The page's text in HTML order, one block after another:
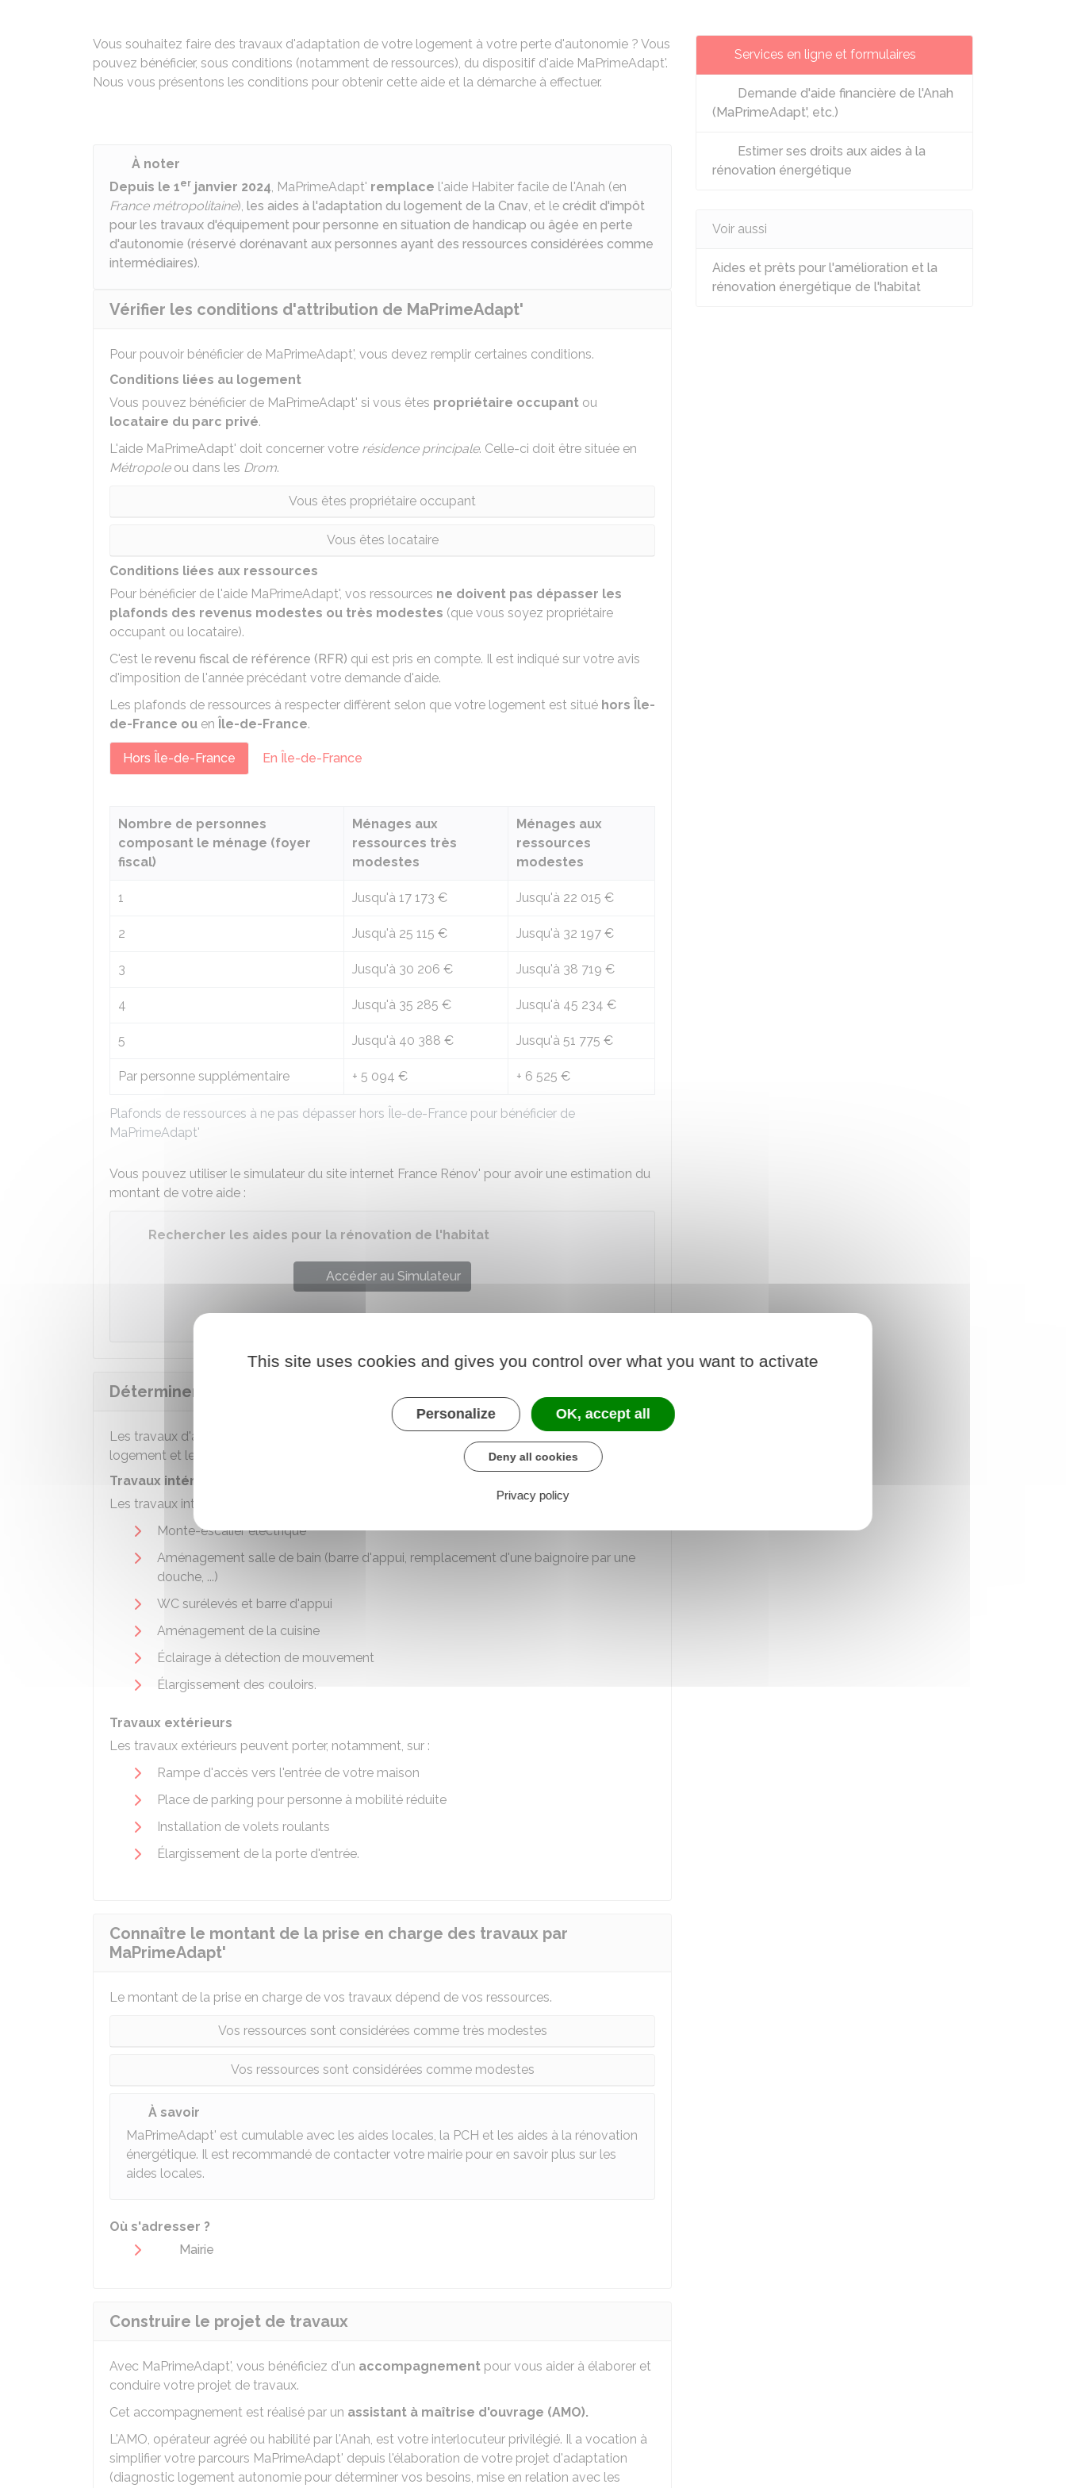
Vous souhaitez faire des travaux d'adaptation de votre logement à votre perte d'autonomie ? Vous
pouvez bénéficier, sous conditions (notamment de ressources), du dispositif d'aide MaPrimeAdapt'.
Nous vous présentons les conditions pour obtenir cette aide et la démarche à effectuer.
À noter
Depuis le 1er janvier 2024, MaPrimeAdapt' remplace l'aide Habiter facile de l'Anah (en
France métropolitaine), les aides à l'adaptation du logement de la Cnav, et le crédit d'impôt
pour les travaux d'équipement pour personne en situation de handicap ou âgée en perte
d'autonomie (réservé dorénavant aux personnes ayant des ressources considérées comme
intermédiaires).
Vérifier les conditions d'attribution de MaPrimeAdapt'
Pour pouvoir bénéficier de MaPrimeAdapt', vous devez remplir certaines conditions.
Conditions liées au logement
Vous pouvez bénéficier de MaPrimeAdapt' si vous êtes propriétaire occupant ou
locataire du parc privé.
L'aide MaPrimeAdapt' doit concerner votre résidence principale. Celle-ci doit être située en
Métropoleou dans les Drom.
Vous êtes propriétaire occupant
Vous êtes locataire
Conditions liées aux ressources
Pour bénéficier de l'aide MaPrimeAdapt', vos ressources ne doivent pas dépasser les
plafonds des revenus modestes ou très modestes (que vous soyez propriétaire
occupant ou locataire).
C'est le revenu fiscal de référence (RFR) qui est pris en compte. Il est indiqué sur votre avis
d'imposition de l'année précédant votre demande d'aide.
Les plafonds de ressources à respecter diffèrent selon que votre logement est situé hors Île-
de-France ou en Île-de-France.
Hors Île-de-France En Île-de-France
Plafonds de ressources à ne pas dépasser hors Île-de-France pour bénéficier de
MaPrimeAdapt'
Nombre de personnes
composant le ménage (foyer
fiscal)
Ménages aux
ressources très
modestes
Ménages aux
ressources
modestes
1 Jusqu'à 17 173 € Jusqu'à 22 015 €
2 Jusqu'à 25 115 € Jusqu'à 32 197 €
3 Jusqu'à 30 206 € Jusqu'à 38 719 €
4 Jusqu'à 35 285 € Jusqu'à 45 234 €
5 Jusqu'à 40 388 € Jusqu'à 51 775 €
Par personne supplémentaire + 5 094 € + 6 525 €
Vous pouvez utiliser le simulateur du site internet France Rénov' pour avoir une estimation du
montant de votre aide :
Rechercher les aides pour la rénovation de l'habitat
Accéder au Simulateur
Déterminer la nature des travaux financés par MaPrimeAdapt'
Les travaux d'adaptation financés par l'aide MaPrimeAdapt' concernent l'ensemble du
logement et les accès extérieurs. Parmi les travaux finançables, voici quelques exemples :
Travaux intérieurs
Les travaux intérieurs peuvent porter, notamment, sur :
Monte-escalier électrique
Aménagement salle de bain (barre d'appui, remplacement d'une baignoire par une
douche, ...)
WC surélevés et barre d'appui
Aménagement de la cuisine
Éclairage à détection de mouvement
Élargissement des couloirs.
Travaux extérieurs
Les travaux extérieurs peuvent porter, notamment, sur :
Rampe d'accès vers l'entrée de votre maison
Place de parking pour personne à mobilité réduite
Installation de volets roulants
Élargissement de la porte d'entrée.
Connaître le montant de la prise en charge des travaux par
MaPrimeAdapt'
Le montant de la prise en charge de vos travaux dépend de vos ressources.
Vos ressources sont considérées comme très modestes
Vos ressources sont considérées comme modestes
À savoir
MaPrimeAdapt' est cumulable avec les aides locales, la PCH et les aides à la rénovation
énergétique. Il est recommandé de contacter votre mairie pour en savoir plus sur les
aides locales.
Où s'adresser ?
Mairie
Construire le projet de travaux
Avec MaPrimeAdapt', vous bénéficiez d'un accompagnement pour vous aider à élaborer et
conduire votre projet de travaux.
Cet accompagnement est réalisé par un assistant à maîtrise d'ouvrage (AMO).
L'AMO, opérateur agréé ou habilité par l'Anah, est votre interlocuteur privilégié. Il a vocation à
simplifier votre parcours MaPrimeAdapt' depuis l'élaboration de votre projet d'adaptation
(diagnostic logement autonomie pour déterminer vos besoins, mise en relation avec les
Services en ligne et formulaires
Demande d'aide financière de l'Anah
(MaPrimeAdapt', etc.)
Estimer ses droits aux aides à la
rénovation énergétique
Voir aussi
Aides et prêts pour l'amélioration et la
rénovation énergétique de l'habitat
This site uses cookies and gives you control over what you want to activate
Personalize OK, accept all
Deny all cookies
Privacy policy